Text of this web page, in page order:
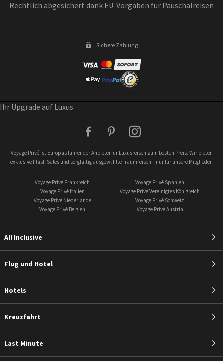
Rechtlich abgesichert dank EU-Vorgaben für Pauschalreisen
Sichere Zahlung
Ihr Upgrade auf Luxus
Voyage Privé ist Europas führender Anbieter für Luxusreisen zum besten Preis. Wir bieten
exklusive Flash Sales und sorgfältig ausgewählte Traumreisen – nur für unsere Mitglieder.
Voyage Privé Frankreich
Voyage Privé Spanien
Voyage Privé Italien
Voyage Privé Vereinigtes Königreich
Voyage Privé Niederlande
Voyage Privé Schweiz
Voyage Privé Belgien
Voyage Privé Austria
All Inclusive
Flug und Hotel
Hotels
Kreuzfahrt
Last Minute